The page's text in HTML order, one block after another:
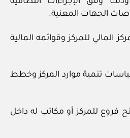
الجهات المعنية.
المالي للمركز وقوائمه المالية
تنمية موارد المركز وخطط
فروع للمركز أو مكاتب له داخل